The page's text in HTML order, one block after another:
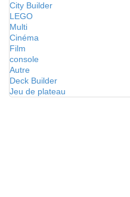
City Builder
LEGO
Multi
Cinéma
Film
console
Autre
Deck Builder
Jeu de plateau